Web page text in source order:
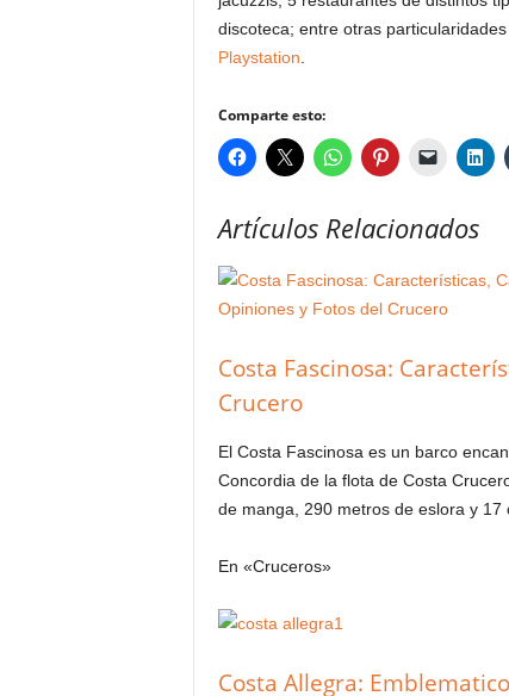
discoteca; entre otras
Playstation
Comparte esto:
Artículos Relacionados
Costa Fascinosa:
Crucero
El Costa Fascinosa es un barco
Concordia de la flota de Costa
de manga, 290 metros de eslora y
En «Cruceros»
Costa Allegra: